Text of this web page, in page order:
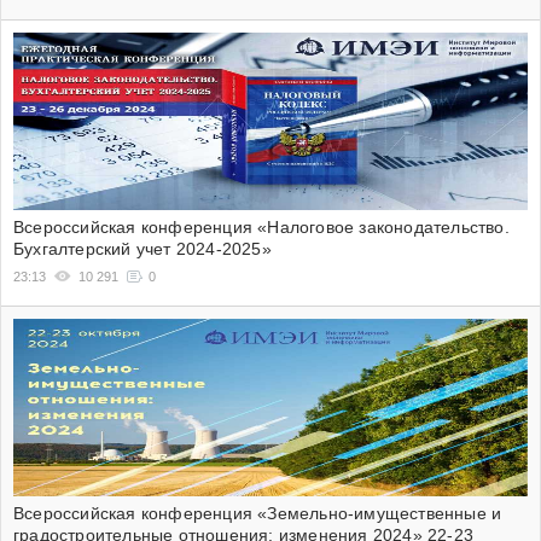
Всероссийская конференция «Налоговое законодательство.
Бухгалтерский учет 2024-2025»
23:13 10 291 0
Всероссийская конференция «Земельно-имущественные и
градостроительные отношения: изменения 2024» 22-23